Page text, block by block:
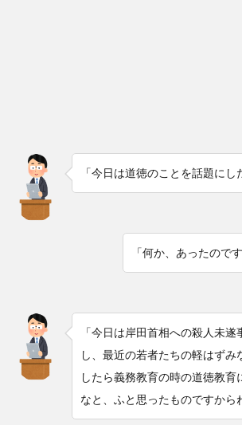
「今日は道徳のことを話題にし
「何か、あったので
「今日は岸田首相への殺人未
し、最近の若者たちの軽はずみ
したら義務教育の時の道徳教育
なと、ふと思ったものですから